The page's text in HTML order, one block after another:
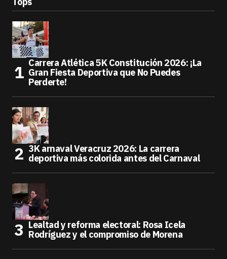
Carrera Atlética 5K Constitución 2026: ¡La
Gran Fiesta Deportiva que No Puedes
Perderte!
3K arnaval Veracruz 2026: La carrera
deportiva más colorida antes del Carnaval
Lealtad y reforma electoral: Rosa Icela
Rodríguez y el compromiso de Morena